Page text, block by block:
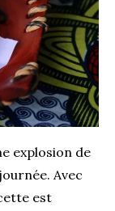
explosion de
Avec
est